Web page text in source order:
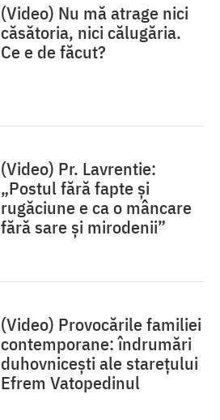
(Video) Nu mă atrage nici
căsătoria, nici călugăria.
Ce e de făcut?
(Video) Pr. Lavrentie:
„Postul fără fapte și
rugăciune e ca o mâncare
fără sare și mirodenii”
(Video) Provocările familiei
contemporane: îndrumări
duhovnicești ale starețului
Efrem Vatopedinul